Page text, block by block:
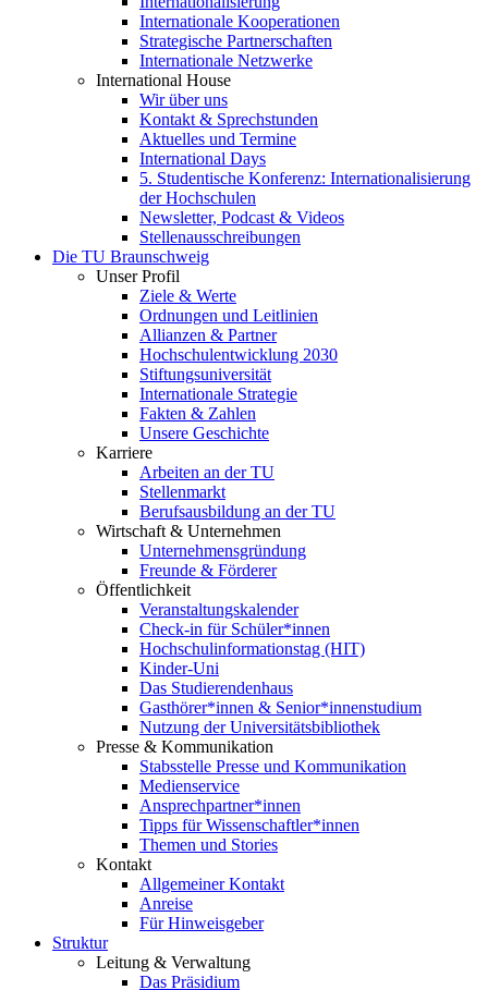
Internationale Kooperationen
Strategische Partnerschaften
Internationale Netzwerke
International House
Wir über uns
Kontakt & Sprechstunden
Aktuelles und Termine
International Days
5. Studentische Konferenz: Internationalisierung
der Hochschulen
Newsletter, Podcast & Videos
Stellenausschreibungen
Die TU Braunschweig
Unser Profil
Ziele & Werte
Ordnungen und Leitlinien
Allianzen & Partner
Hochschulentwicklung 2030
Stiftungsuniversität
Internationale Strategie
Fakten & Zahlen
Unsere Geschichte
Karriere
Arbeiten an der TU
Stellenmarkt
Berufsausbildung an der TU
Wirtschaft & Unternehmen
Unternehmensgründung
Freunde & Förderer
Öffentlichkeit
Veranstaltungskalender
Check-in für Schüler*innen
Hochschulinformationstag (HIT)
Kinder-Uni
Das Studierendenhaus
Gasthörer*innen & Senior*innenstudium
Nutzung der Universitätsbibliothek
Presse & Kommunikation
Stabsstelle Presse und Kommunikation
Medienservice
Ansprechpartner*innen
Tipps für Wissenschaftler*innen
Themen und Stories
Kontakt
Allgemeiner Kontakt
Anreise
Für Hinweisgeber
Struktur
Leitung & Verwaltung
Das Präsidium